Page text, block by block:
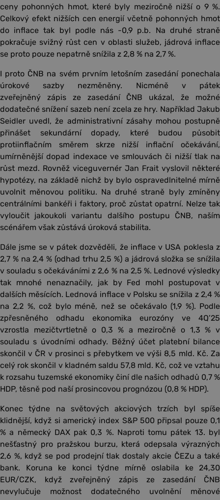
ceny pohonných hmot, které byly meziročně nižší o 9 %.
Celkový efekt nižších cen energií včetně pohonných hmot
do inflace tak byl podle nás -0,9 p.b. Na druhé straně
pokračuje svižný růst cen v oblasti služeb, jádrová inflace
se proto pouze nepatrně snížila z 2,8 % na 2,7 %.
I proto ČNB na svém prvním letošním zasedání ponechala
úrokové sazby nezměněny. Nicméně v pátek
zveřejněný zápis ze zasedání ČNB ukázal, že možné
dodatečné snížení sazeb není zcela ze hry. Například Jakub
Seidler uvedl, že administrativní zásahy mohou postupně
přinášet sekundární dopady, které budou působit
protiinflačním směrem skrze nižší inflační očekávání,
umírněnější dopad indexace ve smlouvách či nižší tlak na
růst mezd. Rovněž viceguvernér Jan Frait vyslovil některé
hypotézy, na základě nichž by bylo ospravedlnitelné mírně
uvolnit měnovou politiku. Na druhé straně byly zmíněny
centrálními bankéři i faktory, proč zůstat opatrní. Nelze tak
vyloučit jakoukoli variantu dalšího postupu ČNB, naším
scénářem však zůstává úroková stabilita.
Dále jsme se v pátek dozvěděli, že inflace v USA poklesla z
2,7 % na 2,4 % (odhad trhu 2,5 %) a jádrová složka se snížila
v souladu s očekáváními z 2,6 % na 2,5 %. Lednové výsledky
tak mnohé nenaznačily, jak by Fed mohl postupovat v
dalších měsících. Lednová inflace v Polsku se snížila z 2,4 %
na 2,2 %, což bylo méně, než se očekávalo (1,9 %). Podle
zpřesněného odhadu ekonomika eurozóny ve 4Q’25
vzrostla mezičtvrtletně o 0,3 % a meziročně o 1,3 % v
souladu s úvodními odhady. Běžný účet platební bilance
skončil v ČR v prosinci s přebytkem ve výši 8,5 mld. Kč. Za
celý rok skončil v kladném saldu 57,8 mld. Kč, což ve vztahu
k rozsahu tuzemské ekonomiky činí dle našich odhadů 0,7 %
HDP, těsně pod naší prosincovou prognózou (0,8 % HDP).
Konec týdne na světových akciových trzích byl spíše
klidnější, když si americký index S&P 500 připsal pouze 0,1
% a německý DAX pak 0,3 %. Naproti tomu pátek 13. byl
nešťastný pro pražskou burzu, která odepsala výrazných
2,6 %, když se pod prodejní tlak dostaly akcie ČEZu a také
bank. Koruna ke konci týdne mírně oslabila ke 24,30
EUR/CZK, když zveřejněný zápis ze zasedání ČNB
nevylučuje možnost dodatečného uvolnění měnové